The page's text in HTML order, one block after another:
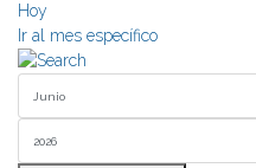
Hoy
Ir al mes específico